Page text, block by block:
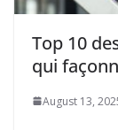
Top 10
qui
August 13,